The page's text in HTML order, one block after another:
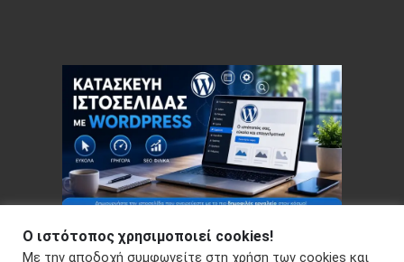
Ο ιστότοπος χρησιμοποιεί cookies!
Με την αποδοχή συμφωνείτε στη χρήση των cookies και